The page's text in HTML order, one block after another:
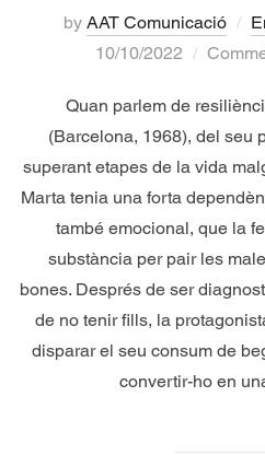
by AAT Comunicació
10/10/2022
Quan parlem de
(Barcelona, 1968), del seu
superant etapes de la vida
Marta tenia una forta
també emocional, que la
substància per pair les
bones. Després de ser
de no tenir fills, la
disparar el seu consum de
convertir-ho en